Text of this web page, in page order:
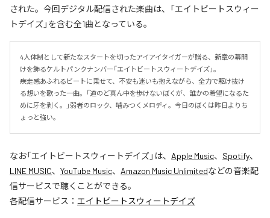
された。今回デジタル配信された楽曲は、「エイトビートスウィー
トデイズ」を含む全1曲となっている。
4人体制として新たなスタートを切ったアイアイタイガーが贈る、新章の幕開
けを飾るケルトパンクナンバー「エイトビートスウィートデイズ」。
疾走感あふれるビートに乗せて、不安も迷いも抱えながら、全力で駆け抜け
る想いを歌った一曲。「道のど真ん中を歩けないぼくが、誰かの希望になるた
めに牙を剥く。」弱者のロック、噛みつくメロディ。今日のぼくは昨日よりち
ょっと強い。
なお「エイトビートスウィートデイズ」は、 Apple Music、 Spotify、
LINE MUSIC、 YouTube Music、 Amazon Music Unlimitedなどの音楽配
信サービスで聴くことができる。
各配信サービス： エイトビートスウィートデイズ